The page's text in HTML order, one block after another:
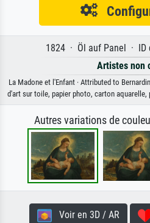
1824 · Öl auf Panel · ID
Artistes non
La Madone et l'Enfant · Attributed to
d'art sur toile, papier photo, carton aquarelle,
Autres variations de
Voir en 3D / AR